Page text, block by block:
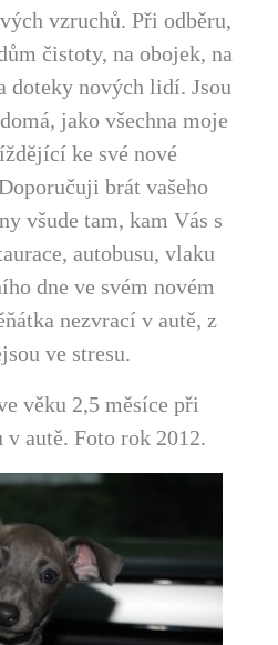
vzruchů. Při odběru,
čistoty, na obojek, na
doteky nových lidí. Jsou
jako všechna moje
ke své nové
brát vašeho
všude tam, kam Vás s
autobusu, vlaku
dne ve svém novém
nezvrací v autě, z
ve stresu.
věku 2,5 měsíce při
autě. Foto rok 2012.